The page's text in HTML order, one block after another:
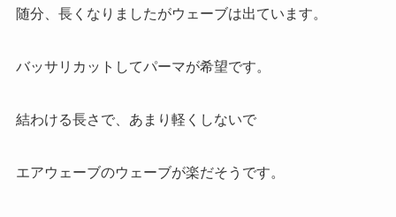
随分、長くなりましたがウェーブは出ています。
バッサリカットしてパーマが希望です。
結わける長さで、あまり軽くしないで
エアウェーブのウェーブが楽だそうです。